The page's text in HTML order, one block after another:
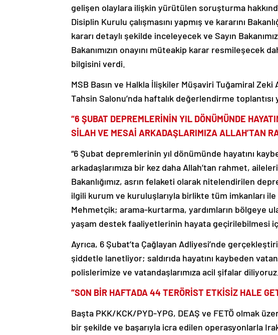
gelişen olaylara ilişkin yürütülen soruşturma
Disiplin Kurulu çalışmasını yapmış ve kararını
kararı detaylı şekilde inceleyecek ve Sayın
Bakanımızın onayını müteakip karar resmileşecek
bilgisini verdi.
MSB Basın ve Halkla İlişkiler Müşaviri Tuğamiral
Tahsin Salonu’nda haftalık değerlendirme
“6 ŞUBAT DEPREMLERİNİN YIL DÖNÜMÜNDE
SİLAH VE MESAİ ARKADAŞLARIMIZA ALLAH’TAN
“6 Şubat depremlerinin yıl dönümünde hayatını
arkadaşlarımıza bir kez daha Allah’tan rahmet,
Bakanlığımız, asrın felaketi olarak nitelendirilen
ilgili kurum ve kuruluşlarıyla birlikte tüm imkanları
Mehmetçik; arama-kurtarma, yardımların bölgeye
yaşam destek faaliyetlerinin hayata geçirilebilmesi
Ayrıca, 6 Şubat’ta Çağlayan Adliyesi’nde
şiddetle lanetliyor; saldırıda hayatını kaybeden
polislerimize ve vatandaşlarımıza acil şifalar diliyoruz.
“SON BİR HAFTADA 44 TERÖRİST ETKİSİZ HALE
Başta PKK/KCK/PYD-YPG, DEAŞ ve FETÖ olmak
bir şekilde ve başarıyla icra edilen operasyonlarla